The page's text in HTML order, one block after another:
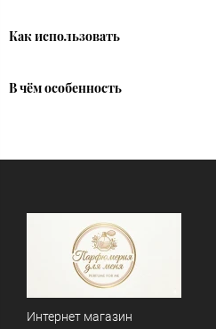
Как использовать
В чём особенность
Интернет магазин